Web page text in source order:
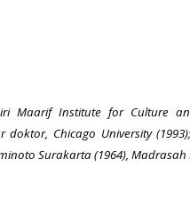
Maarif Institute for Culture
Chicago University
Surakarta (1964),